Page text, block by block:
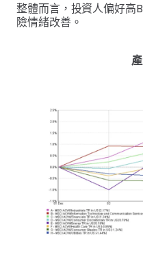
整體而言，投資人偏好高
險情緒改善。